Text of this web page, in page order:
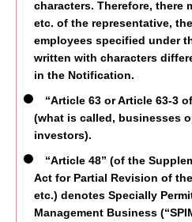
characters. Therefore, there
etc. of the representative,
employees specified under
written with characters
in the Notification.
“Article 63 or Article 63-3
(what is called, businesses
investors).
“Article 48” (of the
Act for Partial Revision of
etc.) denotes Specially
Management Business